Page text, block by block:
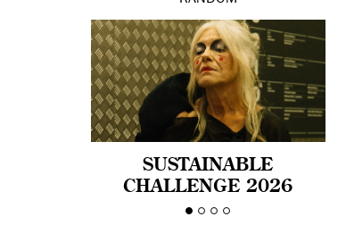
SUSTAINABLE
CHALLENGE 2026
CELEBRA LA